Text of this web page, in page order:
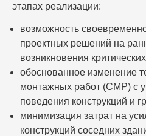
этапах реализации:
возможность
проектных решений на
возникновения
обоснованное изменение
монтажных работ (СМР) с
поведения конструкций и
минимизация затрат на
конструкций соседних